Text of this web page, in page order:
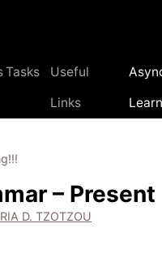
Tasks
Useful
Links
–
D. TZOTZOU